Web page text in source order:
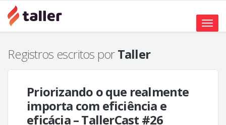
Toggle
Registros escritos porTaller
Priorizando o que realmente
importa com eficiência e
eficácia – TallerCast #26